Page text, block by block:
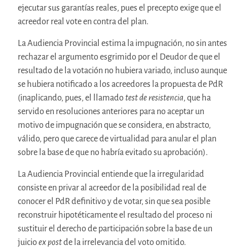
ejecutar sus garantías reales, pues el precepto exige que el
acreedor real vote en contra del plan.
La Audiencia Provincial estima la impugnación, no sin antes
rechazar el argumento esgrimido por el Deudor de que el
resultado de la votación no hubiera variado, incluso aunque
se hubiera notificado a los acreedores la propuesta de PdR
(inaplicando, pues, el llamado test de resistencia, que ha
servido en resoluciones anteriores para no aceptar un
motivo de impugnación que se considera, en abstracto,
válido, pero que carece de virtualidad para anular el plan
sobre la base de que no habría evitado su aprobación).
La Audiencia Provincial entiende que la irregularidad
consiste en privar al acreedor de la posibilidad real de
conocer el PdR definitivo y de votar, sin que sea posible
reconstruir hipotéticamente el resultado del proceso ni
sustituir el derecho de participación sobre la base de un
juicioex postde la irrelevancia del voto omitido.